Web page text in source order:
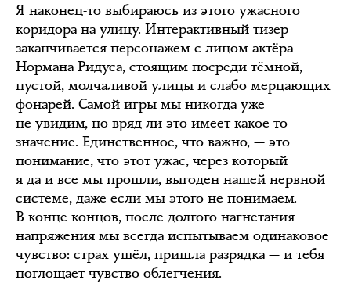
Я наконец-то выбираюсь из этого ужасного
коридора на улицу. Интерактивный тизер
заканчивается персонажем с лицом актёра
Нормана Ридуса, стоящим посреди тёмной,
пустой, молчаливой улицы и слабо мерцающих
фонарей. Самой игры мы никогда уже
не увидим, но вряд ли это имеет какое-то
значение. Единственное, что важно, — это
понимание, что этот ужас, через который
я да и все мы прошли, выгоден нашей нервной
системе, даже если мы этого не понимаем.
В конце концов, после долгого нагнетания
напряжения мы всегда испытываем одинаковое
чувство: страх ушёл, пришла разрядка — и тебя
поглощает чувство облегчения.